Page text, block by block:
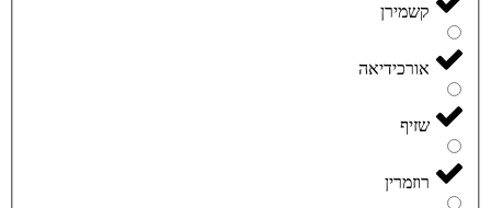
קשמירן
אורכידיאה
שזיף
רוזמרין